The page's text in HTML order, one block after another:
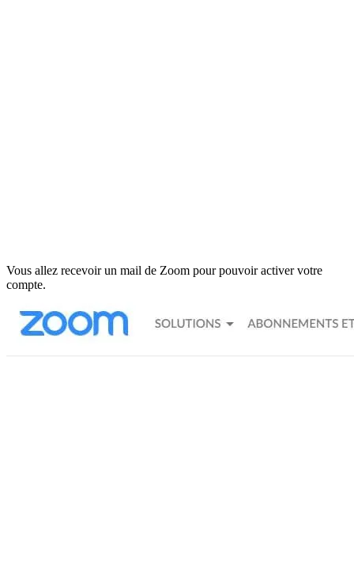
Vous allez recevoir un mail de Zoom pour pouvoir activer votre
compte.